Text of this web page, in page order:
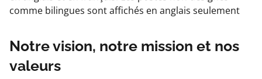
comme bilingues sont affichés en anglais seulement
Notre vision, notre mission et nos
valeurs